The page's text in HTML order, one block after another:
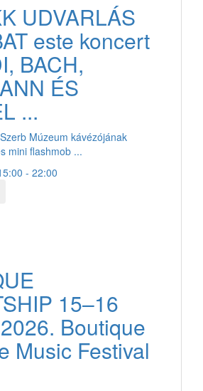
UDVARLÁS
este koncert
BACH,
ÉS
...
Múzeum kávézójának
mini flashmob ...
- 22:00
15–16
Boutique
Music Festival